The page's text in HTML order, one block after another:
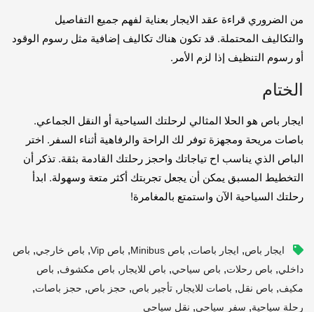
من الضروري قراءة عقد الايجار بعناية لفهم جميع التفاصيل
والتكاليف المحتملة. قد تكون هناك تكاليف إضافية مثل رسوم الوقود
أو رسوم التنظيف إذا لزم الأمر.
الختام
ايجار باص هو الحلا المثالي لرحلتك السياحية أو النقل الجماعي.
باصات مريحة ومجهزة توفر لك الراحة والرفاهية أثناء السفر. اختر
الباص الذي يناسب اح تياجاتك واحجز رحلتك القادمة بثقة. تذكر أن
التخطيط المسبق يمكن أن يجعل تجربتك أكثر متعة وسهولة. ابدأ
رحلتك السياحية الآن واستمتع بالمغامرة!
ايجار باص, ايجار باصات, باص Minibus , باص Vip , باص خارجي, باص
داخلي, باص رحلات, باص سياحي, باص للايجار , باص مكشوف, باص
مكيف, باص نقل, باصات للايجار , تأجير باص, حجز باص, حجز باصات,
رحلة سياحية, سفر سياحي, نقل سياحي